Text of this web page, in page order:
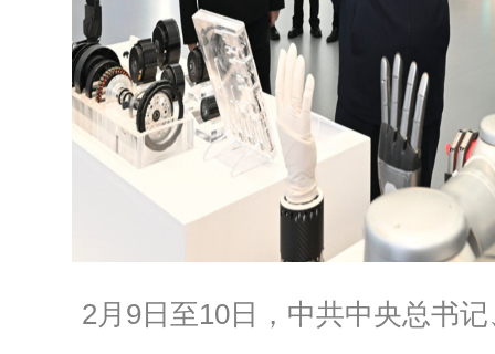
2月9日至10日，中共中央总书